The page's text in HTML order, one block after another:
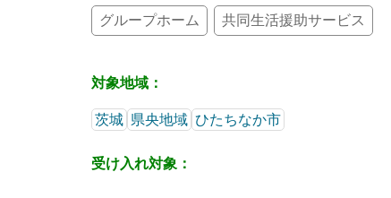
グループホーム 共同生活援助サービス
対象地域：
茨城 県央地域 ひたちなか市
受け入れ対象：